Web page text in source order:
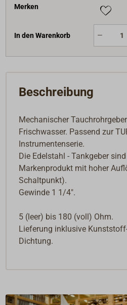
Merken
In den Warenkorb
Beschreibung
Mechanischer
Frischwasser. Passend zur
Instrumentenserie.
Die Edelstahl - Tankgeber
Markenprodukt mit hoher
Schaltpunkt).
Gewinde 1 1/4".
5 (leer) bis 180 (voll) Ohm.
Lieferung inklusive
Dichtung.